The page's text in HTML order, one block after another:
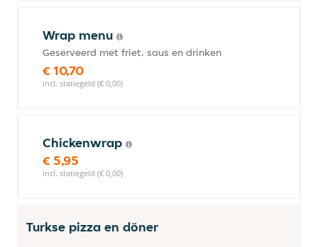
Wrap menu
Geserveerd met friet, saus en drinken
€ 10,70
incl. statiegeld (€ 0,00)
Chickenwrap
€ 5,95
incl. statiegeld (€ 0,00)
Turkse pizza en döner